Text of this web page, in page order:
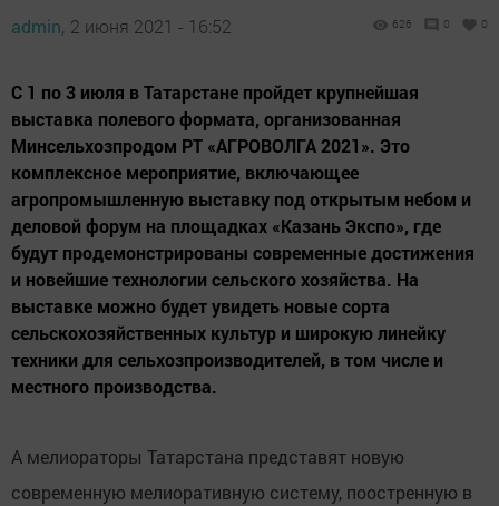
admin, 2 июня 2021 - 16:52 626 0 0
С 1 по 3 июля в Татарстане пройдет крупнейшая
выставка полевого формата, организованная
Минсельхозпродом РТ «АГРОВОЛГА 2021». Это
комплексное мероприятие, включающее
агропромышленную выставку под открытым небом и
деловой форум на площадках «Казань Экспо», где
будут продемонстрированы современные достижения
и новейшие технологии сельского хозяйства. На
выставке можно будет увидеть новые сорта
сельскохозяйственных культур и широкую линейку
техники для сельхозпроизводителей, в том числе и
местного производства.
А мелиораторы Татарстана представят новую
современную мелиоративную систему, поостренную в